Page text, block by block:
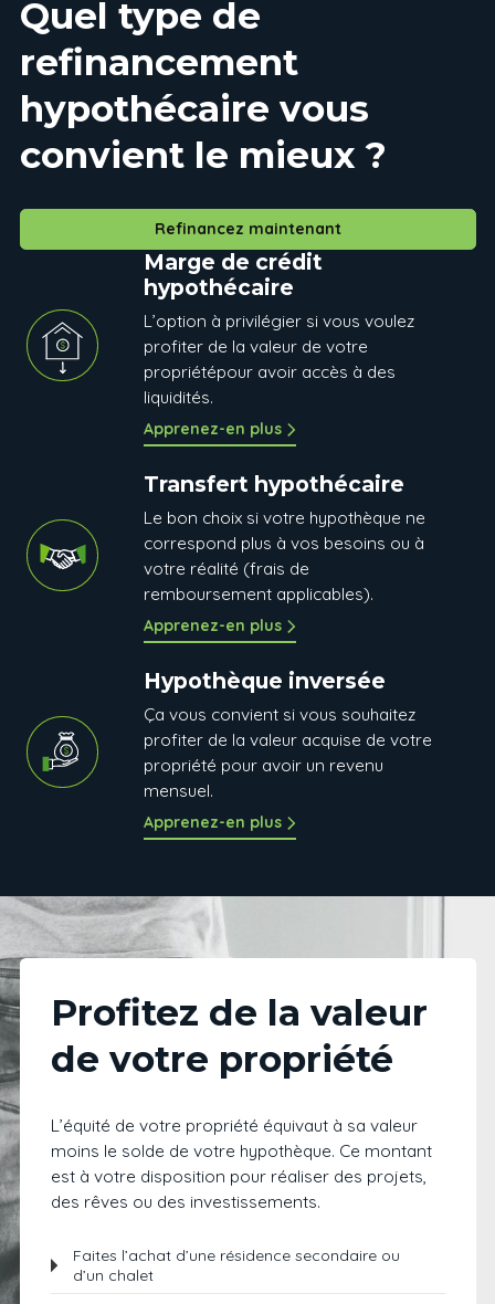
Quel type de
refinancement
hypothécaire vous
convient le mieux ?
Refinancez maintenant
Marge de crédit
hypothécaire
L’option à privilégier si vous voulez
profiter de la valeur de votre
propriétépour avoir accès à des
liquidités.
Apprenez-en plus
Transfert hypothécaire
Le bon choix si votre hypothèque ne
correspond plus à vos besoins ou à
votre réalité (frais de
remboursement applicables).
Apprenez-en plus
Hypothèque inversée
Ça vous convient si vous souhaitez
profiter de la valeur acquise de votre
propriété pour avoir un revenu
mensuel.
Apprenez-en plus
Profitez de la valeur
de votre propriété
L’équité de votre propriété équivaut à sa valeur
moins le solde de votre hypothèque. Ce montant
est à votre disposition pour réaliser des projets,
des rêves ou des investissements.
Faites l’achat d’une résidence secondaire ou
d’un chalet